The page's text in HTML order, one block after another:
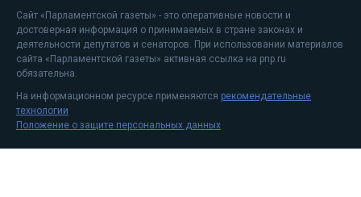
Сайт «Парламентской газеты» - это оперативные новости и
достоверная информация о принимаемых в стране законах и
деятельности депутатов и сенаторов. При использовании материалов
сайта «Парламентской газеты» активная ссылка на pnp.ru
обязательна.
На информационном ресурсе применяются рекомендательные
технологии
Положение о защите персональных данных